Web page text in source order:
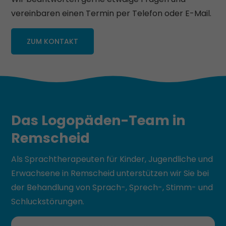
vereinbaren einen Termin per Telefon oder E-Mail.
ZUM KONTAKT
Das Logopäden-Team in
Remscheid
Als Sprachtherapeuten für Kinder, Jugendliche und
Erwachsene in Remscheid unterstützen wir Sie bei
der Behandlung von Sprach-, Sprech-, Stimm- und
Schluckstörungen.